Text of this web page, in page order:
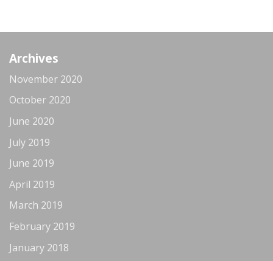
Archives
November 2020
October 2020
June 2020
July 2019
June 2019
April 2019
March 2019
February 2019
January 2018